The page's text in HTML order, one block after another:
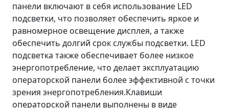
панели включают в себя использование LED
подсветки, что позволяет обеспечить яркое и
равномерное освещение дисплея, а также
обеспечить долгий срок службы подсветки. LED
подсветка также обеспечивает более низкое
энергопотребление, что делает эксплуатацию
операторской панели более эффективной с точки
зрения энергопотребления.Клавиши
операторской панели выполнены в виде